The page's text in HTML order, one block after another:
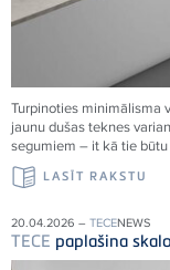
Turpinoties minimālisma
jaunu dušas teknes
segumiem – it kā tie
LASĪT RAKSTU
20.04.2026 – TECENEWS
TECE paplašina